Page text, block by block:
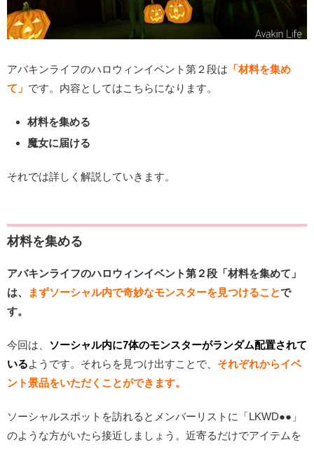
アバキンライフのハロウィンイベント第２段は 「材料を集め
て」 です。内容としてはこちらになります。
材料を集める
魔女に届ける
それでは詳しく解説していきます。
材料を集める
アバキンライフのハロウィンイベント第２段「材料を集めて」
は、
まずソーシャル内で奇妙なモンスターを見つけることで
す。
今回は、 ソーシャル内に7体のモンスターがランダム配置されて
いるようです。それらを見つけ出すことで、 それぞれからイベ
ント景品をいただくことができます。
ソーシャルスポットを訪れるとメンバーリストに「LKWD●●」
のような方がいたら接近しましょう。近寄るだけでアイテムを